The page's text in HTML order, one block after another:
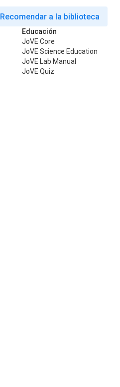
Recomendar a la biblioteca
Educación
JoVE Core
JoVE Science Education
JoVE Lab Manual
JoVE Quiz